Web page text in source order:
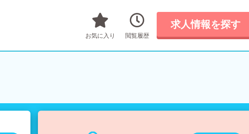
お気に入り 閲覧履歴
求人情報を探す